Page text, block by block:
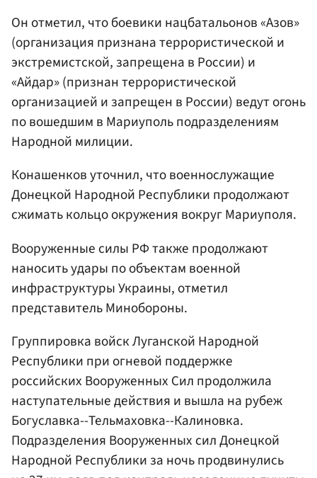
Он отметил, что боевики нацбатальонов «Азов»
(организация признана террористической и
экстремистской, запрещена в России) и
«Айдар» (признан террористической
организацией и запрещен в России) ведут огонь
по вошедшим в Мариуполь подразделениям
Народной милиции.
Конашенков уточнил, что военнослужащие
Донецкой Народной Республики продолжают
сжимать кольцо окружения вокруг Мариуполя.
Вооруженные силы РФ также продолжают
наносить удары по объектам военной
инфраструктуры Украины, отметил
представитель Минобороны.
Группировка войск Луганской Народной
Республики при огневой поддержке
российских Вооруженных Сил продолжила
наступательные действия и вышла на рубеж
Богуславка--Тельмаховка--Калиновка.
Подразделения Вооруженных сил Донецкой
Народной Республики за ночь продвинулись